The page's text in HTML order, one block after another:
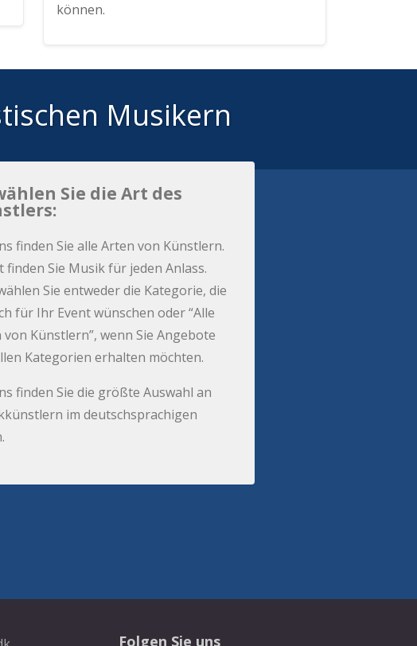
können.
Musikern
Sie die Art des
finden Sie alle Arten von Künstlern.
finden Sie Musik für jeden Anlass.
Sie entweder die Kategorie, die
für Ihr Event wünschen oder “Alle
von Künstlern”, wenn Sie Angebote
Kategorien erhalten möchten.
finden Sie die größte Auswahl an
im deutschsprachigen
Folgen Sie uns